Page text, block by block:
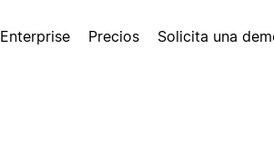
Enterprise Precios Solicita una